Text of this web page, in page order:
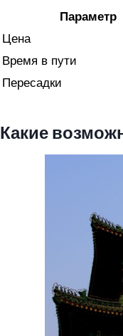
Параметр
Цена
Время в пути
Пересадки
Какие